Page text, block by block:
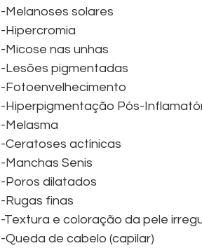
-Melanoses solares
-Hipercromia
-Micose nas unhas
-Lesões pigmentadas
-Fotoenvelhecimento
-Hiperpigmentação Pós-
-Melasma
-Ceratoses actínicas
-Manchas Senis
-Poros dilatados
-Rugas finas
-Textura e coloração da pele
-Queda de cabelo (capilar)